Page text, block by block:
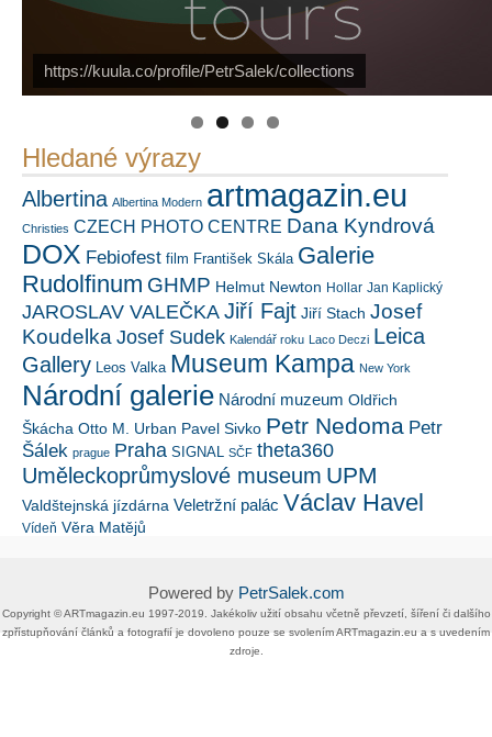
Náš mediální partnerFotoVideo.cz
https://kuula.co/profile/PetrSalek/collections
PetrSalek.com
Hledané výrazy
Albertina Albertina Modern artmagazin.eu
Christies CZECH PHOTO CENTRE Dana Kyndrová
DOX Febiofest film František Skála Galerie
Rudolfinum GHMP Helmut Newton Hollar Jan Kaplický
JAROSLAV VALEČKA Jiří Fajt Jiří Stach Josef
Koudelka Josef Sudek Kalendář roku Laco Deczi Leica
Gallery Leos Valka Museum Kampa New York
Národní galerie Národní muzeum Oldřich
Škácha Otto M. Urban Pavel Sivko Petr Nedoma Petr
Šálek prague Praha SIGNAL SČF theta360
Uměleckoprůmyslové museum UPM
Valdštejnská jízdárna Veletržní palác Václav Havel
Vídeň Věra Matějů
Powered by PetrSalek.com
Copyright ©​ ​​ARTmagazin.eu ​1997-2019​.​ Jakékoliv užití obsahu včetně převzetí, šíření či dalšího
zpřístupňování článků a fotografií je dovoleno pouze se svolením ​ARTmagazin.eu​ ​a s uvedením
zdroje.